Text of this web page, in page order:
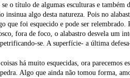
o título de algumas esculturas e também
insinua algo desta natureza. Pois no
foi esquecido e pode ser relembrado.
fora de foco, o alabastro desvela um
se. A superfície- a última
há muito esquecidas, ora parecemos
Algo que ainda não tomou forma,